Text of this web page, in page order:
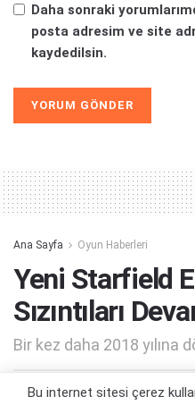
Daha sonraki
posta adresim ve site
kaydedilsin.
Ana Sayfa Oyun Haberleri
Yeni Starfield
Sızıntıları
Bir kez daha 2018 yılına
Yazar: Orçun Çavuşoğlu
Bu internet sitesi çerez